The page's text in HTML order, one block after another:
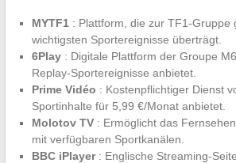
MYTF1 : Plattform, die zur TF1-Gruppe
wichtigsten Sportereignisse überträgt.
6Play: Digitale Plattform der Groupe
Replay-Sportereignisse anbietet.
Prime Vidéo : Kostenpflichtiger Dienst
Sportinhalte für 5,99 €/Monat anbietet.
Molotov TV: Ermöglicht das
mit verfügbaren Sportkanälen.
BBC iPlayer: Englische Streaming-